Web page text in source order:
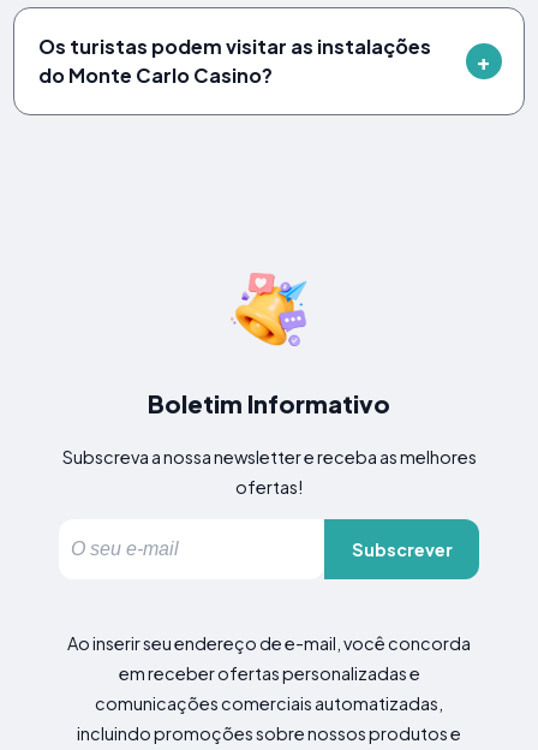
Os turistas podem visitar as instalações
do Monte Carlo Casino?
Boletim Informativo
Subscreva a nossa newsletter e receba as melhores
ofertas!
Subscrever
Ao inserir seu endereço de e-mail, você concorda
em receber ofertas personalizadas e
comunicações comerciais automatizadas,
incluindo promoções sobre nossos produtos e